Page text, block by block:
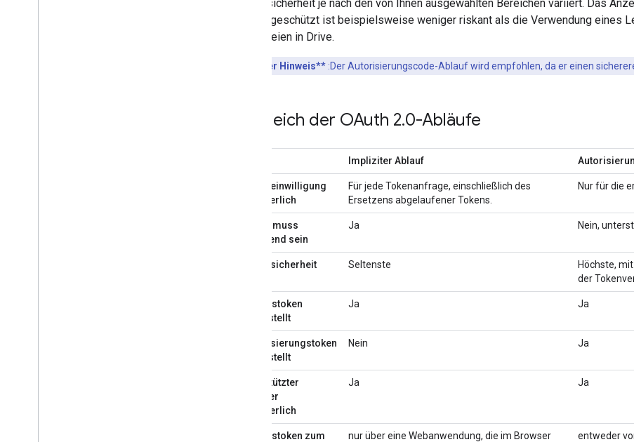
Nutzersicherheit je nach den von Ihnen ausgewählten Bereichen variiert. Das
schreibgeschützt ist beispielsweise weniger riskant als die Verwendung eines
von Dateien in Drive.
**Wichtiger Hinweis** :Der Autorisierungscode-Ablauf wird empfohlen, da er einen
Vergleich der OAuth 2.0-Abläufe
Impliziter Ablauf
Nutzereinwilligung
erforderlich
Für jede Tokenanfrage, einschließlich des
Ersetzens abgelaufener Tokens.
Nur für die
Nutzer muss
anwesend sein
Ja Nein,
Nutzersicherheit Seltenste
Höchste,
der
Zugriffstoken
ausgestellt
Ja Ja
Aktualisierungstoken
ausgestellt
Nein Ja
Unterstützter
Browser
erforderlich
Ja Ja
Zugriffstoken zum
nur über eine Webanwendung, die im Browser
entweder